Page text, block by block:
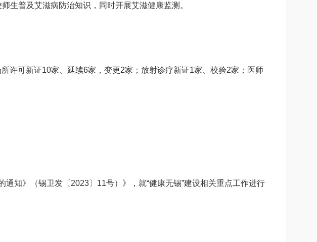
生普及艾滋病防治知识，同时开展艾滋健康监测。
许可新证10家、延续6家，变更2家；放射诊疗新证1家、校验2家；医师
知》（锡卫发〔2023〕11号）》，就“健康无锡”建设相关重点工作进行